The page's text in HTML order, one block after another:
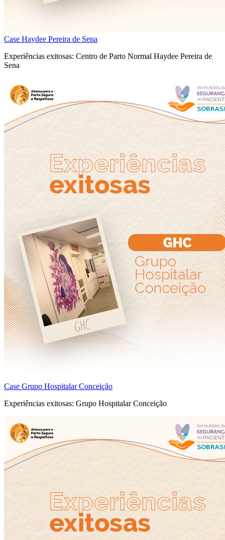
Case Haydee Pereira de Sena
Experiências exitosas: Centro de Parto Normal Haydee Pereira de
Sena
Case Grupo Hospitalar Conceição
Experiências exitosas: Grupo Hospitalar Conceição